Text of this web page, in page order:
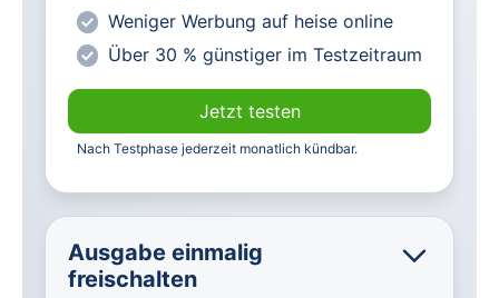
Weniger Werbung auf heise online
Über 30 % günstiger im Testzeitraum
Jetzt testen
Nach Testphase jederzeit monatlich kündbar.
Ausgabe einmalig
freischalten